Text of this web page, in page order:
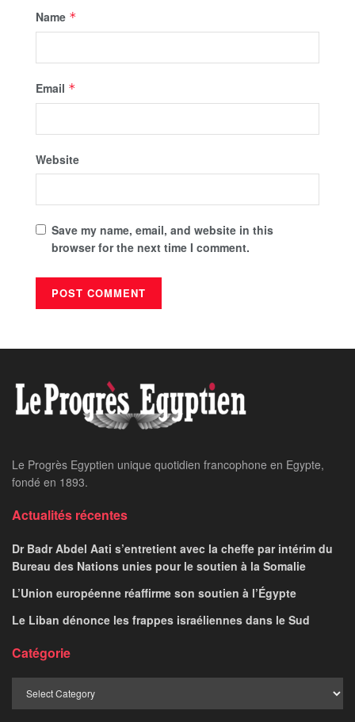
Name *
Email *
Website
Save my name, email, and website in this
browser for the next time I comment.
Le Progrès Egyptien unique quotidien francophone en Egypte,
fondé en 1893.
Actualités récentes
Dr Badr Abdel Aati s’entretient avec la cheffe par intérim du
Bureau des Nations unies pour le soutien à la Somalie
L’Union européenne réaffirme son soutien à l’Égypte
Le Liban dénonce les frappes israéliennes dans le Sud
Catégorie